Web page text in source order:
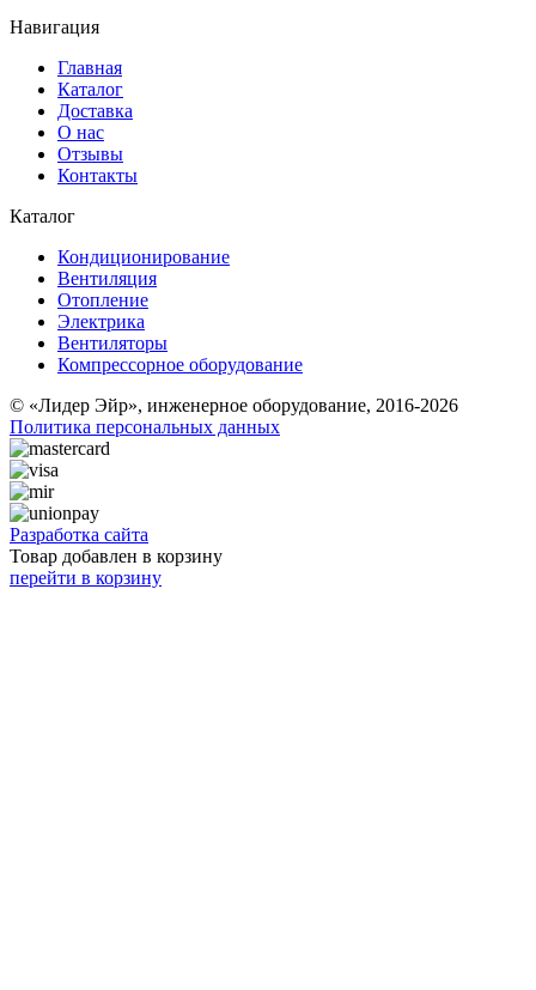
Навигация
Главная
Каталог
Доставка
О нас
Отзывы
Контакты
Каталог
Кондиционирование
Вентиляция
Отопление
Электрика
Вентиляторы
Компрессорное оборудование
© «Лидер Эйр», инженерное оборудование, 2016-2026
Политика персональных данных
Разработка сайта
Товар добавлен в корзину
перейти в корзину